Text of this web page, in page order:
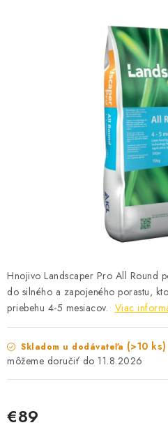
Hnojivo Landscaper Pro All Round
do silného a zapojeného porastu,
priebehu 4-5 mesiacov. Viac
Skladom u dodávateľa (>10 ks)
11.8.2026
€89